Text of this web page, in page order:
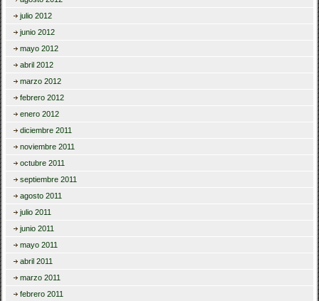
julio 2012
junio 2012
mayo 2012
abril 2012
marzo 2012
febrero 2012
enero 2012
diciembre 2011
noviembre 2011
octubre 2011
septiembre 2011
agosto 2011
julio 2011
junio 2011
mayo 2011
abril 2011
marzo 2011
febrero 2011